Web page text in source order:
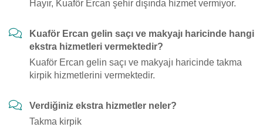
Hayır, Kuaför Ercan şehir dışında hizmet vermiyor.
Kuaför Ercan gelin saçı ve makyajı haricinde hangi
ekstra hizmetleri vermektedir?
Kuaför Ercan gelin saçı ve makyajı haricinde takma
kirpik hizmetlerini vermektedir.
Verdiğiniz ekstra hizmetler neler?
Takma kirpik